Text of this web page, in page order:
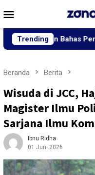
ke
Mobile
Trending
Bahas Penguatan
Beranda Berita
Wisuda di JCC,
Magister Ilmu
Sarjana Ilmu
Ibnu Ridha
01 Juni 2026